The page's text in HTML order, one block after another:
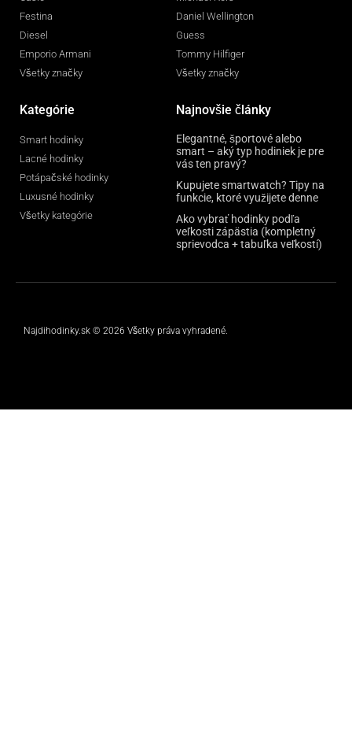
Festina
Diesel
Emporio Armani
Všetky značky
Daniel Wellington
Guess
Tommy Hilfiger
Všetky značky
Kategórie
Smart hodinky
Lacné hodinky
Potápačské hodinky
Luxusné hodinky
Všetky kategórie
Najnovšie články
Elegantné, športové alebo
smart – aký typ hodiniek je pre
vás ten pravý?
Kupujete smartwatch? Tipy na
funkcie, ktoré využijete denne
Ako vybrať hodinky podľa
veľkosti zápästia (kompletný
sprievodca + tabuľka veľkostí)
Najdihodinky.sk © 2026 Všetky práva vyhradené.